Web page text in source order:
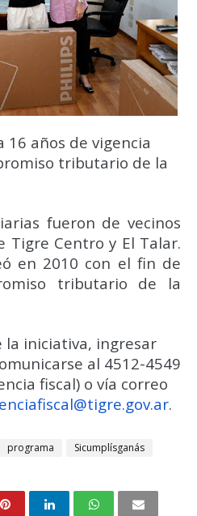
16 años de vigencia
tributario de la
fueron de vecinos
Tigre Centro y El Talar.
en 2010 con el fin de
tributario de la
la iniciativa, ingresar
al 4512-4549
fiscal) o vía correo
.
programa
Sicumplísganás